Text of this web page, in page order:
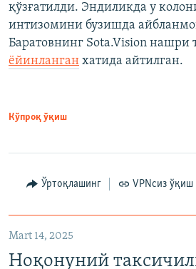
қўзғатилди. Эндиликда у
интизомини бузишда
Баратовнинг Sota.Vision нашри
ёйинланган хатида айтилган.
Кўпроқ ўқиш
Ўртоқлашинг VPNсиз ўқиш
Mart 14, 2025
Ноқонуний